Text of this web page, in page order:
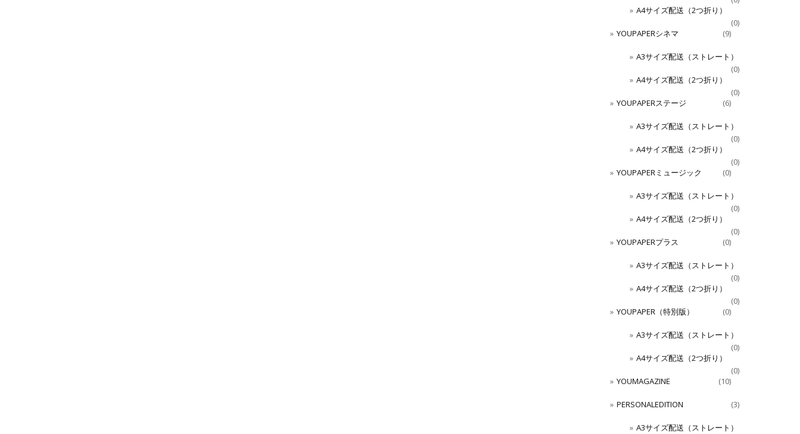
A4サイズ配送（2つ折り）
(0)
YOUPAPERシネマ
(9)
A3サイズ配送（ストレート）
(0)
A4サイズ配送（2つ折り）
(0)
YOUPAPERステージ
(6)
A3サイズ配送（ストレート）
(0)
A4サイズ配送（2つ折り）
(0)
YOUPAPERミュージック
(0)
A3サイズ配送（ストレート）
(0)
A4サイズ配送（2つ折り）
(0)
YOUPAPERプラス
(0)
A3サイズ配送（ストレート）
(0)
A4サイズ配送（2つ折り）
(0)
YOUPAPER（特別版）
(0)
A3サイズ配送（ストレート）
(0)
A4サイズ配送（2つ折り）
(0)
YOUMAGAZINE
(10)
PERSONALEDITION (3)
A3サイズ配送（ストレート）